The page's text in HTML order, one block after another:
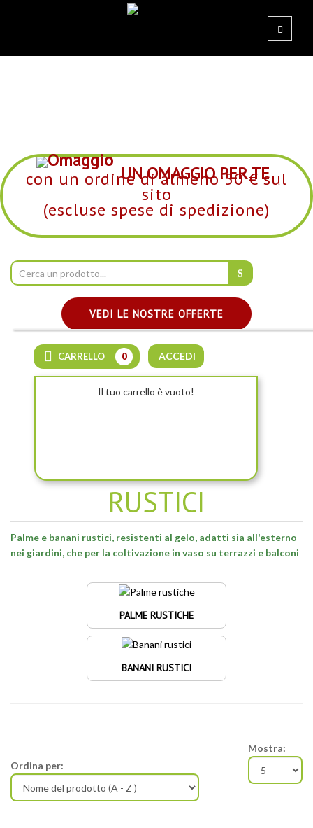
UN OMAGGIO PER TE
con un ordine di almeno 50 € sul
sito
(escluse spese di spedizione)
VEDI LE NOSTRE OFFERTE
CARRELLO 0
Il tuo carrello è vuoto!
ACCEDI
PALME E BANANI
RUSTICI
Palme e banani rustici, resistenti al gelo, adatti sia all'esterno
nei giardini, che per la coltivazione in vaso su terrazzi e balconi
PALME RUSTICHE
BANANI RUSTICI
Mostra:
Ordina per: